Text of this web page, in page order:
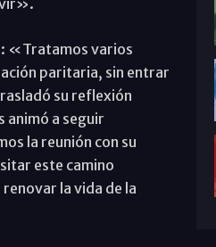
«Tratamos varios
paritaria, sin entrar
su reflexión
animó a seguir
la reunión con su
este camino
la vida de la